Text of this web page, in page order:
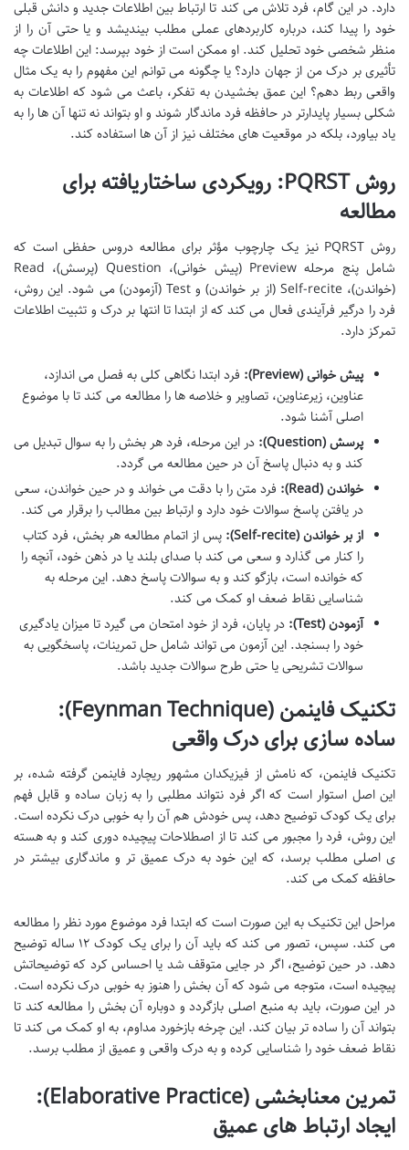
دارد. در این گام، فرد تلاش می کند تا ارتباط بین اطلاعات جدید و دانش قبلی
خود را پیدا کند، درباره کاربردهای عملی مطلب بیندیشد و یا حتی آن را از
منظر شخصی خود تحلیل کند. او ممکن است از خود بپرسد: این اطلاعات چه
تأثیری بر درک من از جهان دارد؟ یا چگونه می توانم این مفهوم را به یک مثال
واقعی ربط دهم؟ این عمق بخشیدن به تفکر، باعث می شود که اطلاعات به
شکلی بسیار پایدارتر در حافظه فرد ماندگار شوند و او بتواند نه تنها آن ها را به
یاد بیاورد، بلکه در موقعیت های مختلف نیز از آن ها استفاده کند.
روش PQRST: رویکردی ساختاریافته برای
مطالعه
روش PQRST نیز یک چارچوب مؤثر برای مطالعه دروس حفظی است که
شامل پنج مرحله Preview (پیش خوانی)، Question (پرسش)، Read
(خواندن)، Self-recite (از بر خواندن) و Test (آزمودن) می شود. این روش،
فرد را درگیر فرآیندی فعال می کند که از ابتدا تا انتها بر درک و تثبیت اطلاعات
تمرکز دارد.
پیش خوانی (Preview):
فرد ابتدا نگاهی کلی به فصل می اندازد،
عناوین، زیرعناوین، تصاویر و خلاصه ها را مطالعه می کند تا با موضوع
اصلی آشنا شود.
پرسش (Question):
در این مرحله، فرد هر بخش را به سوال تبدیل می
کند و به دنبال پاسخ آن در حین مطالعه می گردد.
خواندن (Read):
فرد متن را با دقت می خواند و در حین خواندن، سعی
در یافتن پاسخ سوالات خود دارد و ارتباط بین مطالب را برقرار می کند.
از بر خواندن (Self-recite):
پس از اتمام مطالعه هر بخش، فرد کتاب
را کنار می گذارد و سعی می کند با صدای بلند یا در ذهن خود، آنچه را
که خوانده است، بازگو کند و به سوالات پاسخ دهد. این مرحله به
شناسایی نقاط ضعف او کمک می کند.
آزمودن (Test):
در پایان، فرد از خود امتحان می گیرد تا میزان یادگیری
خود را بسنجد. این آزمون می تواند شامل حل تمرینات، پاسخگویی به
سوالات تشریحی یا حتی طرح سوالات جدید باشد.
تکنیک فاینمن (Feynman Technique):
ساده سازی برای درک واقعی
تکنیک فاینمن، که نامش از فیزیکدان مشهور ریچارد فاینمن گرفته شده، بر
این اصل استوار است که اگر فرد نتواند مطلبی را به زبان ساده و قابل فهم
برای یک کودک توضیح دهد، پس خودش هم آن را به خوبی درک نکرده است.
این روش، فرد را مجبور می کند تا از اصطلاحات پیچیده دوری کند و به هسته
ی اصلی مطلب برسد، که این خود به درک عمیق تر و ماندگاری بیشتر در
حافظه کمک می کند.
مراحل این تکنیک به این صورت است که ابتدا فرد موضوع مورد نظر را مطالعه
می کند. سپس، تصور می کند که باید آن را برای یک کودک ۱۲ ساله توضیح
دهد. در حین توضیح، اگر در جایی متوقف شد یا احساس کرد که توضیحاتش
پیچیده است، متوجه می شود که آن بخش را هنوز به خوبی درک نکرده است.
در این صورت، باید به منبع اصلی بازگردد و دوباره آن بخش را مطالعه کند تا
بتواند آن را ساده تر بیان کند. این چرخه بازخورد مداوم، به او کمک می کند تا
نقاط ضعف خود را شناسایی کرده و به درک واقعی و عمیق از مطلب برسد.
تمرین معنابخشی (Elaborative Practice):
ایجاد ارتباط های عمیق